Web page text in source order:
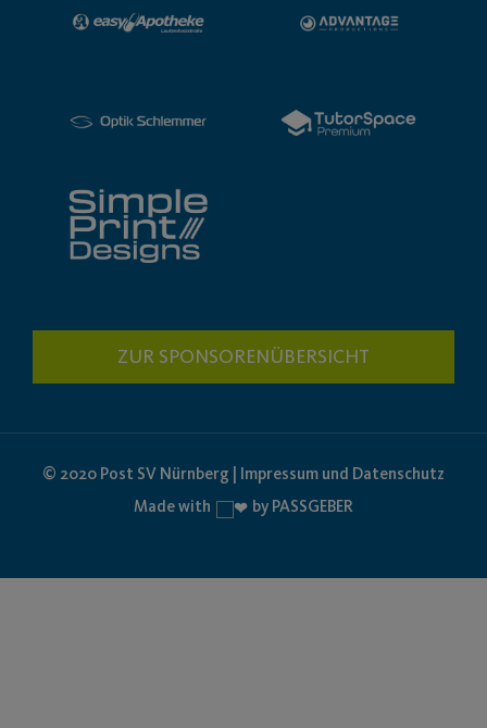
ZUR SPONSORENÜBERSICHT
© 2020 Post SV Nürnberg | Impressum und Datenschutz
Made with
by PASSGEBER